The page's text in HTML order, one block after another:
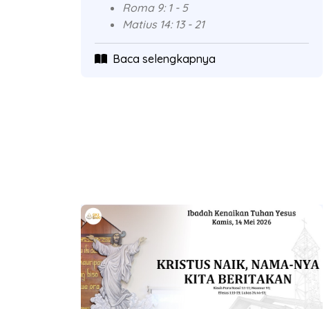
Roma 9: 1 - 5
Matius 14: 13 - 21
Baca selengkapnya